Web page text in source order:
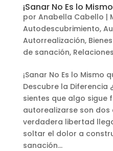
¡Sanar No Es lo
por Anabella Cabello |
Autodescubrimiento,
Autorrealización,
de sanación,
¡Sanar No Es lo Mismo
Descubre la Diferencia
sientes que algo sigue
autorealizarse son dos
verdadera libertad
soltar el dolor a
sanación...